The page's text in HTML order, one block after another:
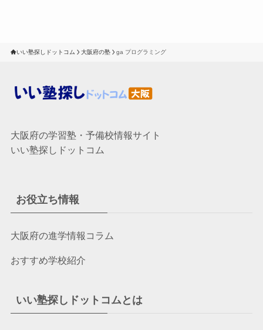
いい塾探しドットコム 大阪府の塾 ga プログラミング
大阪府の学習塾・予備校情報サイト
いい塾探しドットコム
お役立ち情報
大阪府の進学情報コラム
おすすめ学校紹介
いい塾探しドットコムとは